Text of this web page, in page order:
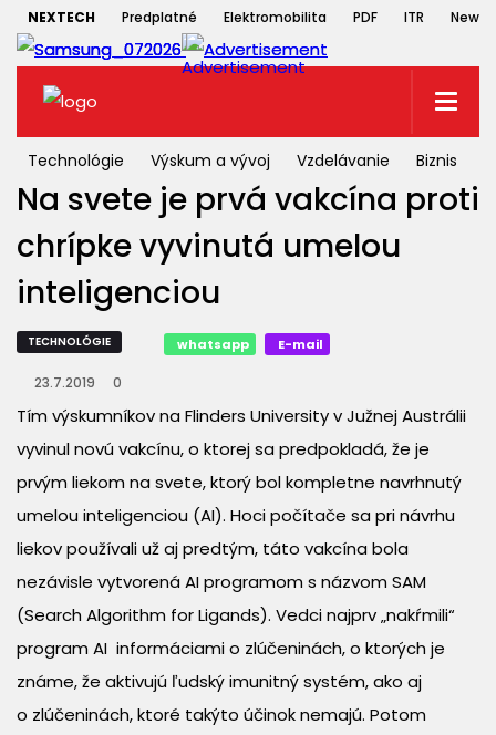
NEXTECH Predplatné Elektromobilita PDF ITR
Technológie Výskum a vývoj Vzdelávanie Biznis
Na svete je prvá vakcína proti
chrípke vyvinutá umelou
inteligenciou
TECHNOLÓGIE whatsapp E-mail
23.7.2019 0
Tím výskumníkov na Flinders University v Južnej Austrálii
vyvinul novú vakcínu, o ktorej sa predpokladá, že je
prvým liekom na svete, ktorý bol kompletne navrhnutý
umelou inteligenciou (AI). Hoci počítače sa pri návrhu
liekov používali už aj predtým, táto vakcína bola
nezávisle vytvorená AI programom s názvom SAM
(Search Algorithm for Ligands). Vedci najprv „nakŕmili“
program AI informáciami o zlúčeninách, o ktorých je
známe, že aktivujú ľudský imunitný systém, ako aj
o zlúčeninách, ktoré takýto účinok nemajú. Potom